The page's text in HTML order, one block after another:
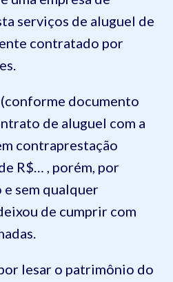
serviços de aluguel de
contratado por
documento
de aluguel com a
contraprestação
R$… , porém, por
sem qualquer
de cumprir com
lesar o patrimônio do